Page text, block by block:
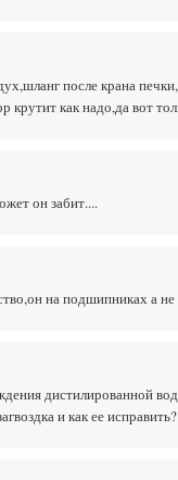
после крана
крутит как надо,да вот
он забит....
на подшипниках а не
дистилированной
и как ее